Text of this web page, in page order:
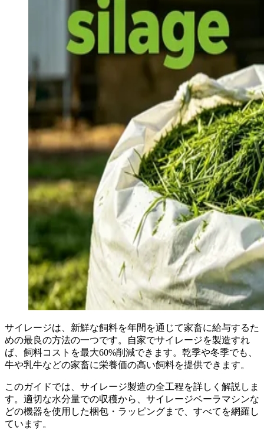
サイレージは、新鮮な飼料を年間を通じて家畜に給与するた
めの最良の方法の一つです。自家でサイレージを製造すれ
ば、飼料コストを最大60%削減できます。乾季や冬季でも、
牛や乳牛などの家畜に栄養価の高い飼料を提供できます。
このガイドでは、サイレージ製造の全工程を詳しく解説しま
す。適切な水分量での収穫から、サイレージベーラマシンな
どの機器を使用した梱包・ラッピングまで、すべてを網羅し
ています。